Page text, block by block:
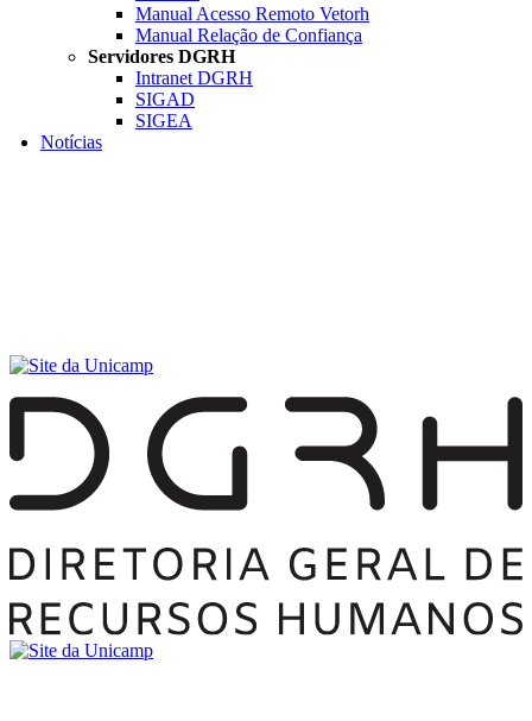
Manual Acesso Remoto Vetorh
Manual Relação de Confiança
Servidores DGRH
Intranet DGRH
SIGAD
SIGEA
Notícias